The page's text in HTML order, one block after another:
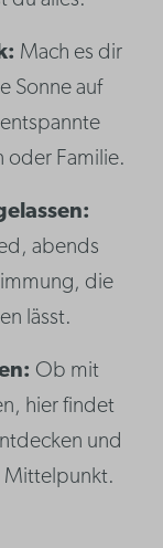
Mach es dir
Sonne auf
oder Familie.
abends
die
lässt.
Ob mit
hier findet
und
Mittelpunkt.